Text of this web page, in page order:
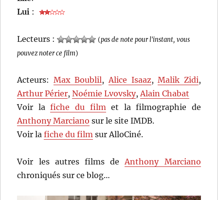
Lui :
Lecteurs : (pas de note pour l'instant, vous
pouvez noter ce film)
Acteurs: Max Boublil, Alice Isaaz,Malik Zidi,
Arthur Périer,Noémie Lvovsky, Alain Chabat
Voir lafiche du film et la filmographie de
Anthony Marciano sur le site IMDB.
Voir lafiche du film sur AlloCiné.
Voir les autres films de Anthony Marciano
chroniqués sur ce blog…